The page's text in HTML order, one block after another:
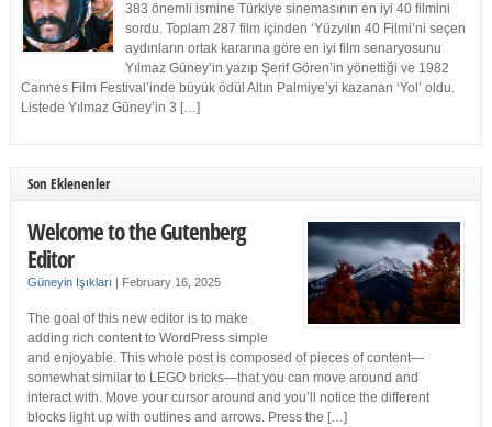
383 önemli ismine Türkiye sinemasının en iyi 40 filmini
sordu. Toplam 287 film içinden ‘Yüzyılın 40 Filmi’ni seçen
aydınların ortak kararına göre en iyi film senaryosunu
Yılmaz Güney’in yazıp Şerif Gören’in yönettiği ve 1982
Cannes Film Festival’inde büyük ödül Altın Palmiye’yi kazanan ‘Yol’ oldu.
Listede Yılmaz Güney’in 3 […]
Son Eklenenler
Welcome to the Gutenberg
Editor
Güneyin Işıkları | February 16, 2025
The goal of this new editor is to make
adding rich content to WordPress simple
and enjoyable. This whole post is composed of pieces of content—
somewhat similar to LEGO bricks—that you can move around and
interact with. Move your cursor around and you’ll notice the different
blocks light up with outlines and arrows. Press the […]